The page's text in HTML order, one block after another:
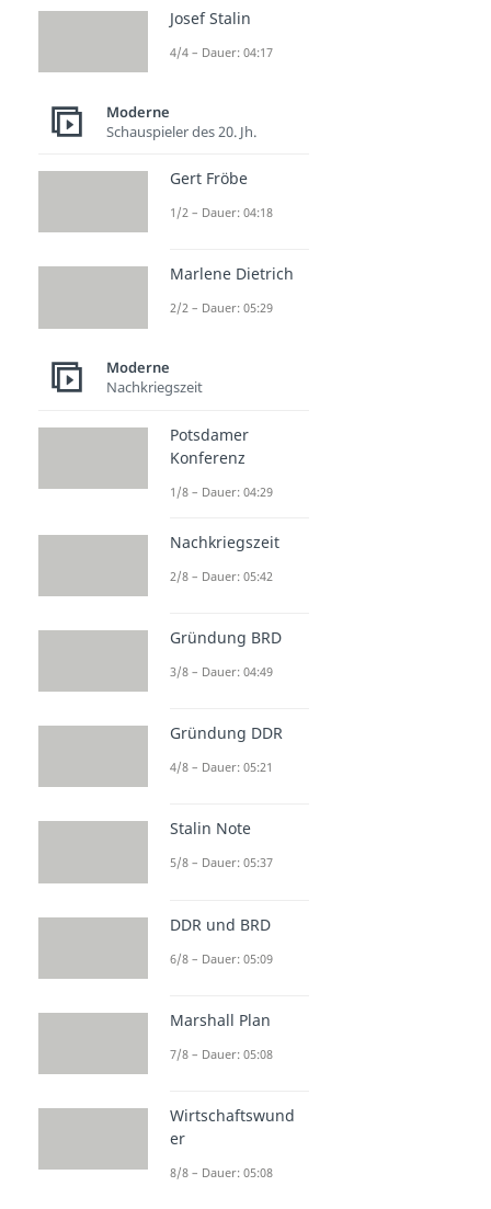
Josef Stalin
4/4 – Dauer: 04:17
Moderne
Schauspieler des 20. Jh.
Gert Fröbe
1/2 – Dauer: 04:18
Marlene Dietrich
2/2 – Dauer: 05:29
Moderne
Nachkriegszeit
Potsdamer
Konferenz
1/8 – Dauer: 04:29
Nachkriegszeit
2/8 – Dauer: 05:42
Gründung BRD
3/8 – Dauer: 04:49
Gründung DDR
4/8 – Dauer: 05:21
Stalin Note
5/8 – Dauer: 05:37
DDR und BRD
6/8 – Dauer: 05:09
Marshall Plan
7/8 – Dauer: 05:08
Wirtschaftswund
er
8/8 – Dauer: 05:08